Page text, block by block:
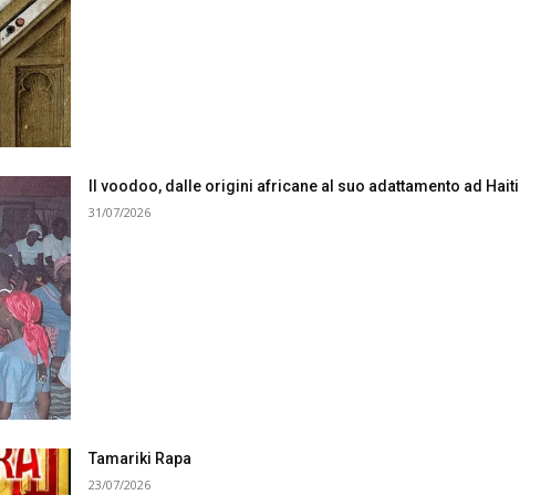
Il voodoo, dalle origini africane al suo adattamento ad Haiti
31/07/2026
Tamariki Rapa
23/07/2026